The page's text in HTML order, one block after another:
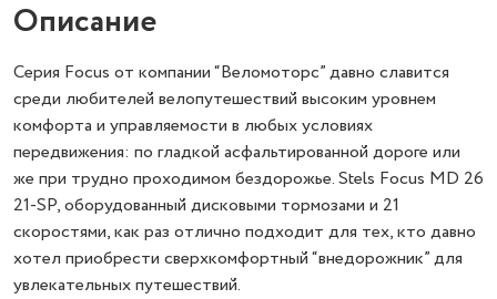
Описание
Серия Focus от компании “Веломоторс” давно славится
среди любителей велопутешествий высоким уровнем
комфорта и управляемости в любых условиях
передвижения: по гладкой асфальтированной дороге или
же при трудно проходимом бездорожье. Stels Focus MD 26
21-SP, оборудованный дисковыми тормозами и 21
скоростями, как раз отлично подходит для тех, кто давно
хотел приобрести сверхкомфортный “внедорожник” для
увлекательных путешествий.